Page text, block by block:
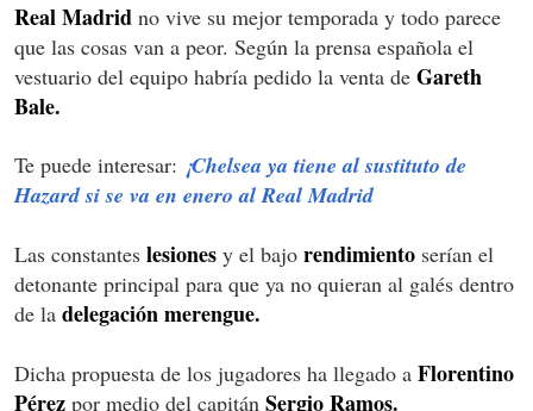
Real Madrid no vive su mejor temporada y todo parece
que las cosas van a peor. Según la prensa española el
vestuario del equipo habría pedido la venta de Gareth
Bale.
Te puede interesar: ¡Chelsea ya tiene al sustituto de
Hazard si se va en enero al Real Madrid
Las constantes lesiones y el bajo rendimiento serían el
detonante principal para que ya no quieran al galés dentro
de la delegación merengue.
Dicha propuesta de los jugadores ha llegado a Florentino
Pérez por medio del capitán Sergio Ramos.